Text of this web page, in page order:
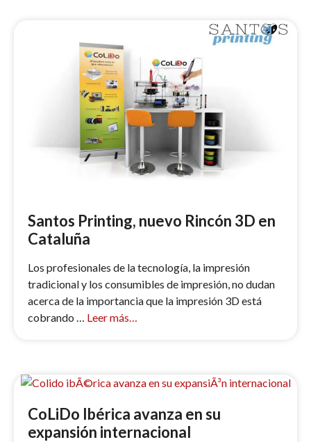
Santos Printing, nuevo Rincón 3D en
Cataluña
Los profesionales de la tecnología, la impresión
tradicional y los consumibles de impresión, no dudan
acerca de la importancia que la impresión 3D está
cobrando … Leer más…
CoLiDo Ibérica avanza en su
expansión internacional